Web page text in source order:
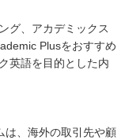
グ、アカデミックス
Plusをおすすめ
英語を目的とした内
は、海外の取引先や顧